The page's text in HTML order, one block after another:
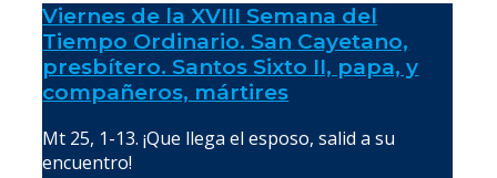
Viernes de la XVIII Semana del
Tiempo Ordinario. San Cayetano,
presbítero. Santos Sixto II, papa, y
compañeros, mártires
Mt 25, 1-13. ¡Que llega el esposo, salid a su
encuentro!